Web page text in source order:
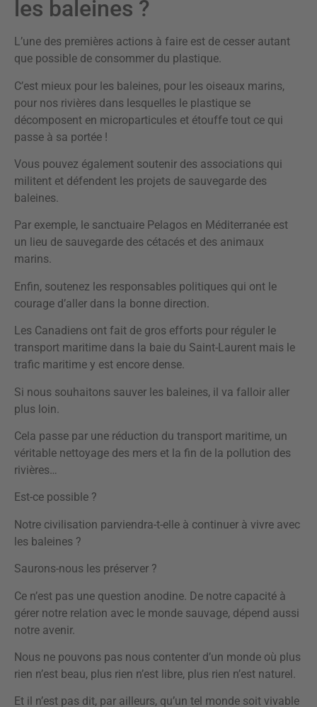
les baleines ?
L’une des premières actions à faire est de cesser autant
que possible de consommer du plastique.
C’est mieux pour les baleines, pour les oiseaux marins,
pour nos rivières dans lesquelles le plastique se
décomposent en microparticules et étouffe tout ce qui
passe à sa portée !
Vous pouvez également soutenir des associations qui
militent et défendent les projets de sauvegarde des
baleines.
Par exemple, le sanctuaire Pelagos en Méditerranée est
un lieu de sauvegarde des cétacés et des animaux
marins.
Enfin, soutenez les responsables politiques qui ont le
courage d’aller dans la bonne direction.
Les Canadiens ont fait de gros efforts pour réguler le
transport maritime dans la baie du Saint-Laurent mais le
trafic maritime y est encore dense.
Si nous souhaitons sauver les baleines, il va falloir aller
plus loin.
Cela passe par une réduction du transport maritime, un
véritable nettoyage des mers et la fin de la pollution des
rivières…
Est-ce possible ?
Notre civilisation parviendra-t-elle à continuer à vivre avec
les baleines ?
Saurons-nous les préserver ?
Ce n’est pas une question anodine. De notre capacité à
gérer notre relation avec le monde sauvage, dépend aussi
notre avenir.
Nous ne pouvons pas nous contenter d’un monde où plus
rien n’est beau, plus rien n’est libre, plus rien n’est naturel.
Et il n’est pas dit, par ailleurs, qu’un tel monde soit vivable